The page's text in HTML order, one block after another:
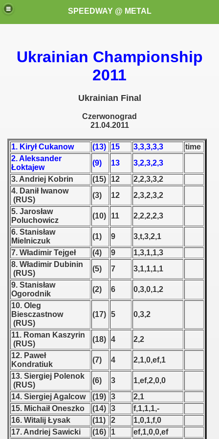
SPEEDWAY @ METAL
Ukrainian Championship
2011
Ukrainian Final
Czerwonograd
21.04.2011
1. Kirył Cukanow (13) 15 3,3,3,3,3
time
2. Aleksander
Łoktajew
(9) 13
3,2,3,2,3
3. Andriej Kobrin
(15) 12
2,2,3,3,2
4. Danił Iwanow
(RUS)
(3) 12
2,3,2,3,2
5. Jarosław
Poluchowicz
(10) 11
2,2,2,2,3
6. Stanisław
Mielniczuk
(1) 9
3,t,3,2,1
7. Władimir Tejgeł
(4) 9
1,3,1,1,3
8. Władimir Dubinin
(RUS)
(5) 7
3,1,1,1,1
9. Stanisław
Ogorodnik
(2) 6
0,3,0,1,2
10. Oleg
Biesczastnow
(RUS)
(17) 5 0,3,2
11. Roman Kaszyrin
(RUS)
(18) 4
2,2
12. Paweł
Kondratiuk
(7) 4
2,1,0,ef,1
13. Siergiej Polenok
(RUS)
(6) 3
1,ef,2,0,0
14. Siergiej Agalcow
(19) 3
2,1
15. Michaił Oneszko
(14) 3
f,1,1,1,-
16. Witalij Łysak
(11) 2
1,0,1,f,0
17. Andriej Sawicki
(16) 1 ef,1,0,0,ef
these speedway programms)
Świata (World Speedway Championship)
1946
- 1952
- 1953
- 1954